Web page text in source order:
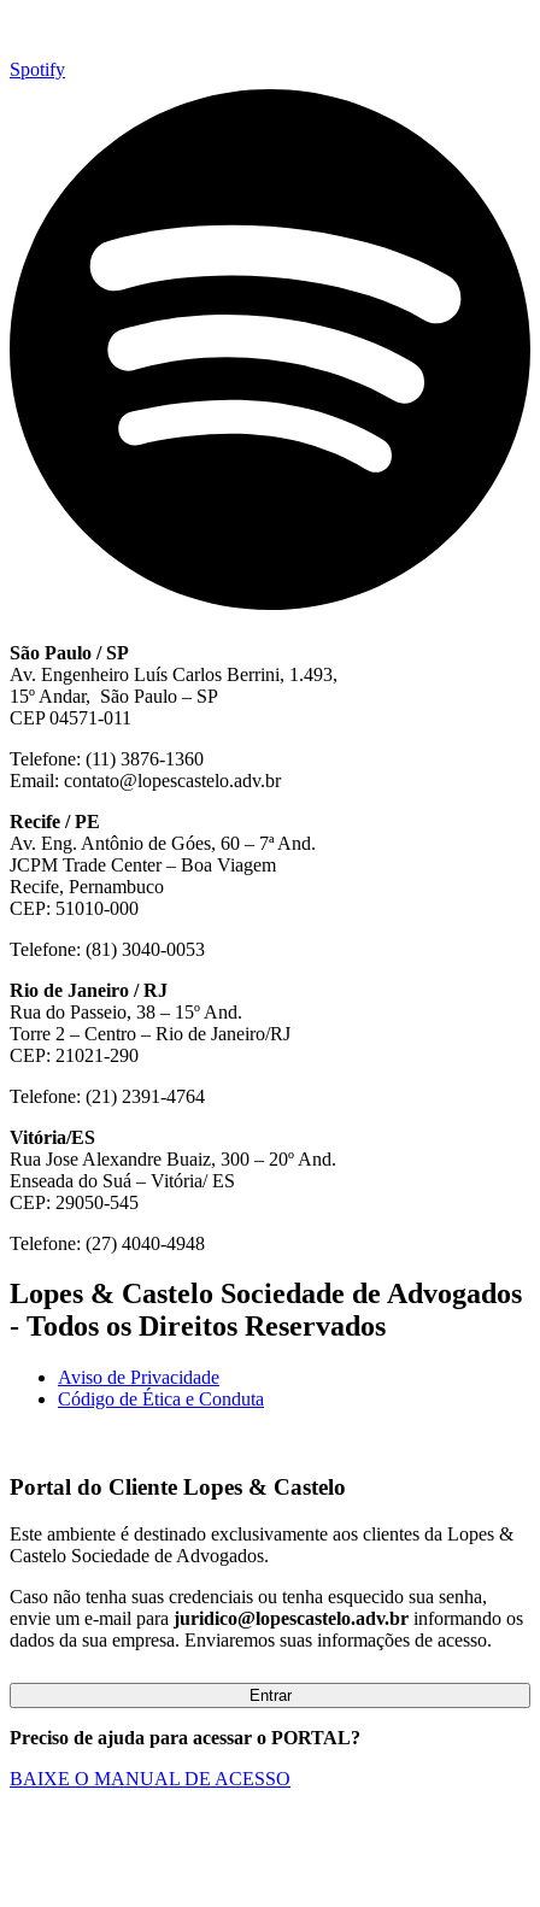
Spotify
São Paulo / SP
Av. Engenheiro Luís Carlos Berrini, 1.493,
15º Andar, São Paulo – SP
CEP 04571-011
Telefone: (11) 3876-1360
Email: contato@lopescastelo.adv.br
Recife / PE
Av. Eng. Antônio de Góes, 60 – 7ª And.
JCPM Trade Center – Boa Viagem
Recife, Pernambuco
CEP: 51010-000
Telefone: (81) 3040-0053
Rio de Janeiro / RJ
Rua do Passeio, 38 – 15º And.
Torre 2 – Centro – Rio de Janeiro/RJ
CEP: 21021-290
Telefone: (21) 2391-4764
Vitória/ES
Rua Jose Alexandre Buaiz, 300 – 20º And.
Enseada do Suá – Vitória/ ES
CEP: 29050-545
Telefone: (27) 4040-4948
Lopes & Castelo Sociedade de Advogados
- Todos os Direitos Reservados
Aviso de Privacidade
Código de Ética e Conduta
Portal do Cliente Lopes & Castelo
Este ambiente é destinado exclusivamente aos clientes da Lopes &
Castelo Sociedade de Advogados.
Caso não tenha suas credenciais ou tenha esquecido sua senha,
envie um e-mail para juridico@lopescastelo.adv.br informando os
dados da sua empresa. Enviaremos suas informações de acesso.
Entrar
Preciso de ajuda para acessar o PORTAL?
BAIXE O MANUAL DE ACESSO